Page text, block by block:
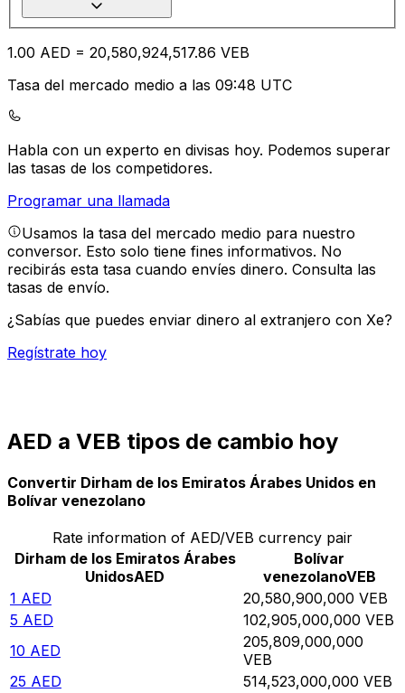
1.00 AED = 20,580,924,517.86 VEB
Tasa del mercado medio a las 09:48 UTC
Habla con un experto en divisas hoy. Podemos superar
las tasas de los competidores.
Programar una llamada
Usamos la tasa del mercado medio para nuestro
conversor. Esto solo tiene fines informativos. No
recibirás esta tasa cuando envíes dinero. Consulta las
tasas de envío.
¿Sabías que puedes enviar dinero al extranjero con Xe?
Regístrate hoy
AED a VEB tipos de cambio hoy
Convertir Dirham de los Emiratos Árabes Unidos en
Bolívar venezolano
Rate information of AED/VEB currency pair
Dirham de los Emiratos Árabes
UnidosAED
Bolívar
venezolanoVEB
1 AED 20,580,900,000 VEB
5 AED 102,905,000,000 VEB
10 AED
205,809,000,000
VEB
25 AED 514,523,000,000 VEB